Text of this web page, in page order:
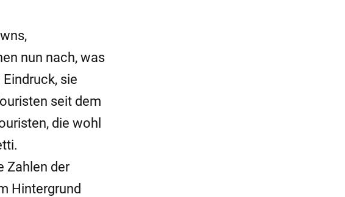
nun nach, was
sie
seit dem
die wohl
Zahlen der
Hintergrund